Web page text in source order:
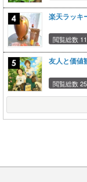
楽天ラッキ
閲覧総数
友人と価値
閲覧総数